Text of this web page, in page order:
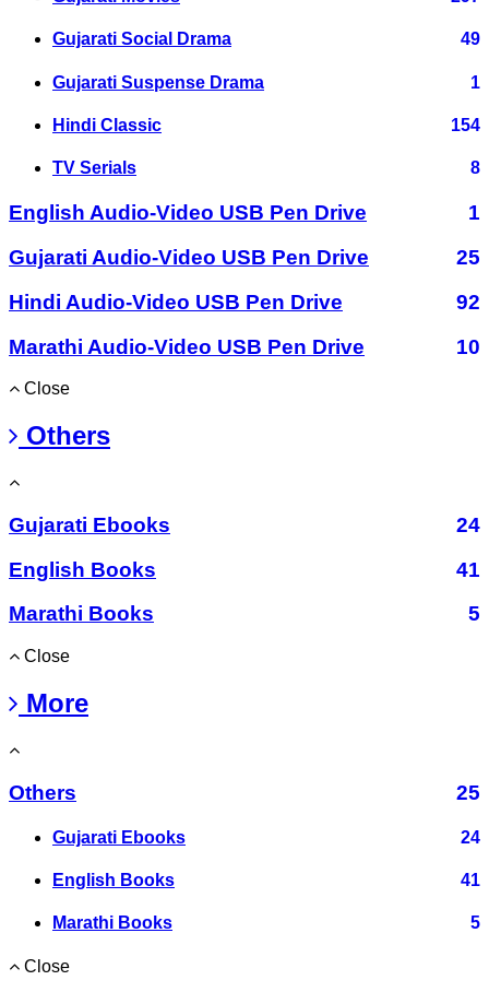
Gujarati Social Drama 49
Gujarati Suspense Drama 1
Hindi Classic 154
TV Serials 8
English Audio-Video USB Pen Drive
1
Gujarati Audio-Video USB Pen Drive
25
Hindi Audio-Video USB Pen Drive
92
Marathi Audio-Video USB Pen Drive
10
Close
Others
Gujarati Ebooks
24
English Books
41
Marathi Books
5
Close
More
Others 25
Gujarati Ebooks 24
English Books 41
Marathi Books 5
Close